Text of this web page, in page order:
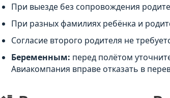
При выезде без сопровождения
При разных фамилиях ребёнка и
Согласие второго родителя не
Беременным: перед полётом
Авиакомпания вправе отказать в